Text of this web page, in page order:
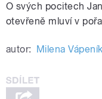
O svých pocitech
otevřeně mluví v
autor: Milena